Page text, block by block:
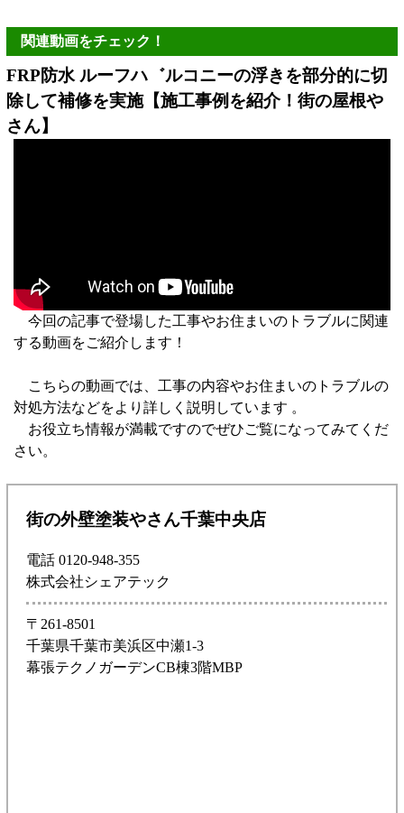
関連動画をチェック！
FRP防水 ルーフハ゛ルコニーの浮きを部分的に切
除して補修を実施【施工事例を紹介！街の屋根や
さん】
今回の記事で登場した工事やお住まいのトラブルに関連
する動画をご紹介します！
こちらの動画では、工事の内容やお住まいのトラブルの
対処方法などをより詳しく説明しています 。
お役立ち情報が満載ですのでぜひご覧になってみてくだ
さい。
街の外壁塗装やさん千葉中央店
電話 0120-948-355
株式会社シェアテック
〒261-8501
千葉県千葉市美浜区中瀬1-3
幕張テクノガーデンCB棟3階MBP